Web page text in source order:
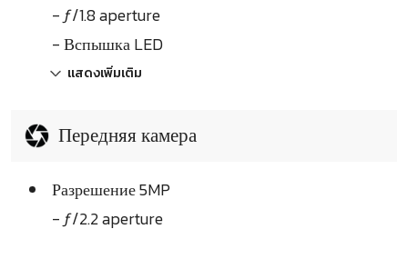
- ƒ/1.8 aperture
- Вспышка LED
แสดงเพิ่มเติม
Передняя камера
Разрешение 5MP
- ƒ/2.2 aperture